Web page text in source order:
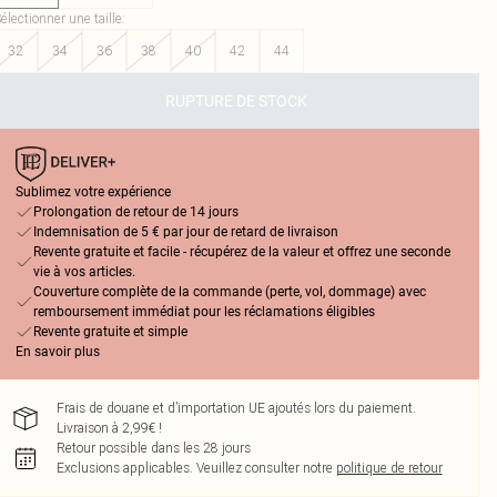
une taille:
32
34 36 38 40 42 44
RUPTURE DE STOCK
Sublimez votre expérience
Prolongation de retour de 14 jours
Indemnisation de 5 € par jour de retard de livraison
Revente gratuite et facile - récupérez de la valeur et offrez une seconde
vie à vos articles.
Couverture complète de la commande (perte, vol, dommage) avec
remboursement immédiat pour les réclamations éligibles
Revente gratuite et simple
En savoir plus
Frais de douane et d’importation UE ajoutés lors du paiement.
Livraison à 2,99€ !
Retour possible dans les 28 jours
Exclusions applicables. Veuillez consulter notre politique de retour